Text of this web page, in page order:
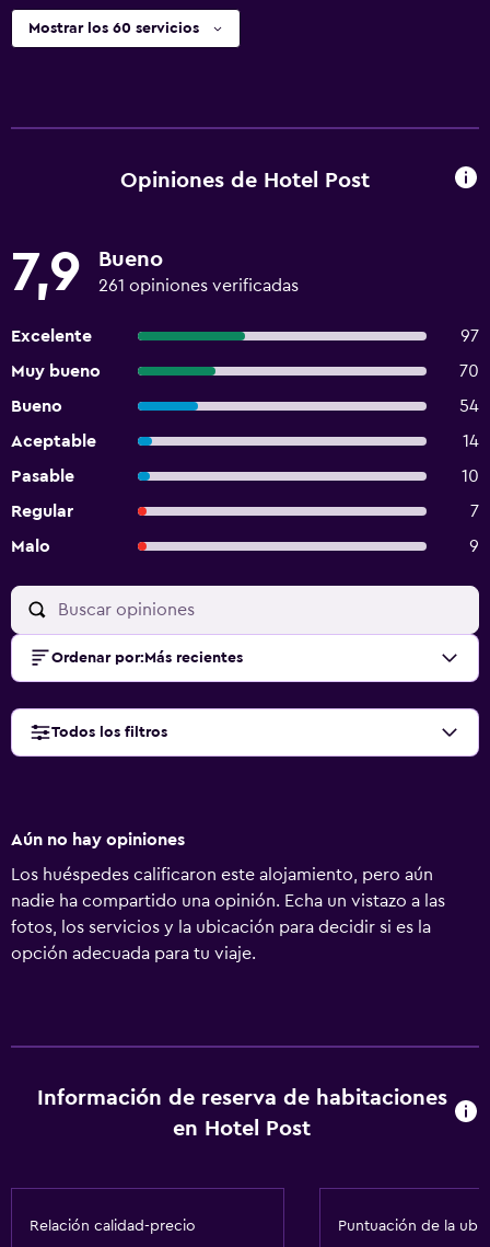
Mostrar los 60 servicios
Opiniones de Hotel Post
7,9 Bueno
261 opiniones verificadas
Excelente
97
Muy bueno
70
Bueno
54
Aceptable
14
Pasable
10
Regular
7
Malo
9
Ordenar por: Más recientes
Todos los filtros
Aún no hay opiniones
Los huéspedes calificaron este alojamiento, pero aún
nadie ha compartido una opinión. Echa un vistazo a las
fotos, los servicios y la ubicación para decidir si es la
opción adecuada para tu viaje.
Información de reserva de habitaciones
en Hotel Post
Relación calidad-precio Puntuación de la